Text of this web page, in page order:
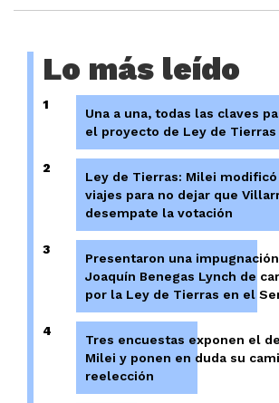
Lo más leído
1
Una a una, todas las claves
el proyecto de Ley de Tierras
2
Ley de Tierras: Milei modificó
viajes para no dejar que
desempate la votación
3
Presentaron una
Joaquín Benegas Lynch de
por la Ley de Tierras en el
4
Tres encuestas exponen el
Milei y ponen en duda su
reelección